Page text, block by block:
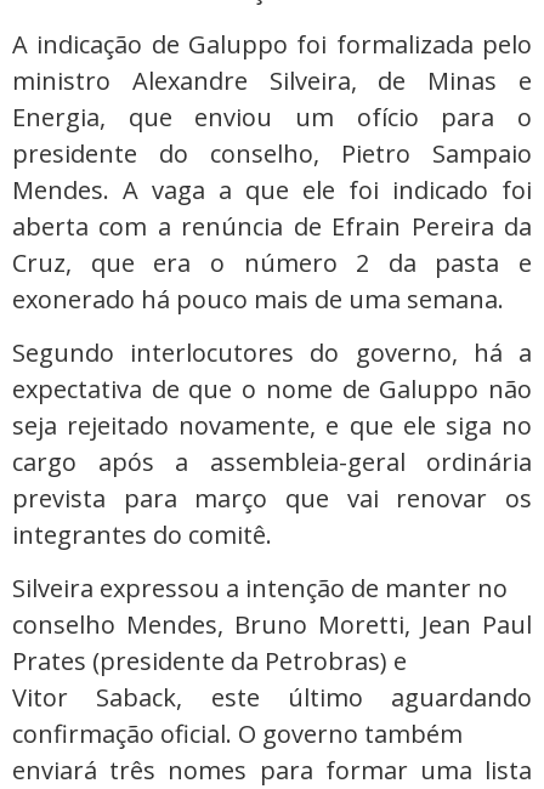
A indicação de Galuppo foi formalizada pelo
ministro Alexandre Silveira, de Minas e
Energia, que enviou um ofício para o
presidente do conselho, Pietro Sampaio
Mendes. A vaga a que ele foi indicado foi
aberta com a renúncia de Efrain Pereira da
Cruz, que era o número 2 da pasta e
exonerado há pouco mais de uma semana.
Segundo interlocutores do governo, há a
expectativa de que o nome de Galuppo não
seja rejeitado novamente, e que ele siga no
cargo após a assembleia-geral ordinária
prevista para março que vai renovar os
integrantes do comitê.
Silveira expressou a intenção de manter no
conselho Mendes, Bruno Moretti, Jean Paul
Prates (presidente da Petrobras) e
Vitor Saback, este último aguardando
confirmação oficial. O governo também
enviará três nomes para formar uma lista